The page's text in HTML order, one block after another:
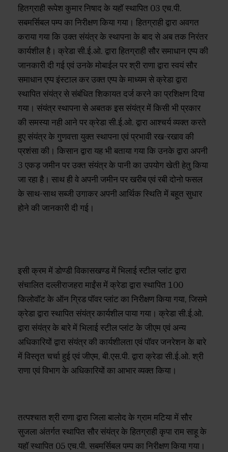
हितग्राही रूपेश कुमार निषाद के यहॉ स्थापित 03 एच.पी.
सबमर्सिबल पम्प का निरीक्षण किया गया। हितग्राही द्वारा अवगत
कराया गया कि उक्त संयंत्र के स्थापना के बाद से अब तक निरंतर
कार्यशील है। क्रेडा सी.ई.ओ. द्वारा हितग्राही सौर समाधान एप्प की
जानकारी दी गई एवं उनके मोबाईल पर श्री राणा द्वारा स्वयं सौर
समाधान एप्प इंस्टाल कर उक्त एप्प के माध्यम से क्रेडा द्वारा
स्थापित संयंत्र से संबंधित शिकायत दर्ज करने का प्रशिक्षण दिया
गया। संयंत्र स्थापना से अबतक इस संयंत्र में किसी भी प्रकार
की समस्या नही आने पर क्रेडा सी.ई.ओ. द्वारा आश्चर्य व्यक्त करते
हुए संयंत्र के गुणवत्ता युक्त स्थापना एवं प्रभावी रख-रखाव की
प्रशंसा की। किसान द्वारा यह भी बताया गया कि उनके द्वारा अपनी
3 एकड़ जमीन पर उक्त संयंत्र के पानी का उपयोग खेती हेतु किया
जा रहा है। साथ ही वे अपनी जमीन पर खरीब एवं रबी दोनो फसल
के साथ-साथ सब्जी उगाकर अपनी आर्थिक स्थिति में बहूत सुधार
होने की जानकारी दी गई।
इसी क्रम में डोण्डी विकासखण्ड में भिलाई स्टील प्लांट द्वारा
संचालित दल्लीराजहरा माईंस में क्रेडा द्वारा स्थापित 100
किलोवॉट के ऑन ग्रिड पॉवर प्लांट का निरीक्षण किया गया, जिसमे
क्रेडा द्वारा स्थापित संयंत्र कार्यशील पाया गया। क्रेडा सी.ई.ओ.
द्वारा संयंत्र के बारे में भिलाई स्टील प्लांट के जीएम एवं अन्य
अधिकारियों द्वारा संयंत्र की कार्यशीलता एवं पॉवर जनरेशन के बारे
में विस्तृत चर्चा हुई एवं जीएम, बी.एस.पी. द्वारा क्रेडा सी.ई.ओ. श्री
राणा एवं विभाग के अधिकारियों का आभार व्यक्त किया।
तत्पश्चात श्री राणा द्वारा जिला बालोद के ग्राम मटिया में सौर
सुजला अंतर्गत स्थापित सौर संयंत्र के हितग्राही कृपा राम साहू के
यहॉ स्थापित 05 एच.पी. सबमर्सिबल पम्प का निरीक्षण किया गया।